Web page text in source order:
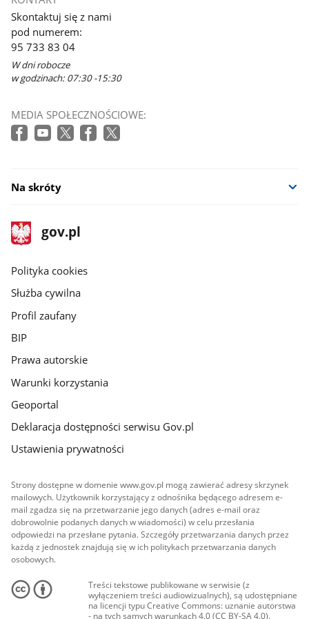
Skontaktuj się z nami
pod numerem:
95 733 83 04
W dni robocze
w godzinach: 07:30 -15:30
MEDIA SPOŁECZNOŚCIOWE:
Na skróty
stopka
gov.pl
Strona
gov.pl
gov.pl
Polityka cookies
Służba cywilna
Profil zaufany
BIP
Prawa autorskie
Warunki korzystania
Geoportal
Deklaracja dostępności serwisu Gov.pl
Ustawienia prywatności
Strony dostępne w domenie www.gov.pl mogą zawierać adresy skrzynek
mailowych. Użytkownik korzystający z odnośnika będącego adresem e-
mail zgadza się na przetwarzanie jego danych (adres e-mail oraz
dobrowolnie podanych danych w wiadomości) w celu przesłania
odpowiedzi na przesłane pytania. Szczegóły przetwarzania danych przez
każdą z jednostek znajdują się w ich politykach przetwarzania danych
osobowych.
Treści tekstowe publikowane w serwisie (z
wyłączeniem treści audiowizualnych), są udostępniane
na licencji typu Creative Commons: uznanie autorstwa
- na tych samych warunkach 4.0 (CC BY-SA 4.0).